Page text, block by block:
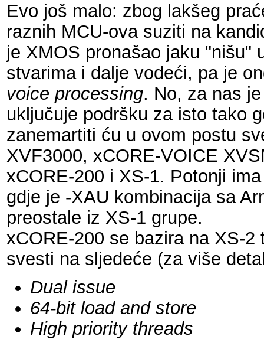
Evo još malo: zbog lakšeg
raznih MCU-ova suziti na
je XMOS pronašao jaku "nišu"
stvarima i dalje vodeći, pa je
voice processing. No, za nas
uključuje podršku za isto tako
zanemartiti ću u ovom postu
XVF3000, xCORE-VOICE
xCORE-200 i XS-1. Potonji
gdje je -XAU kombinacija sa
preostale iz XS-1 grupe.
xCORE-200 se bazira na XS-
svesti na sljedeće (za više
Dual issue
64-bit load and store
High priority threads